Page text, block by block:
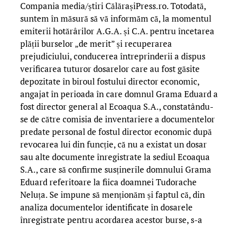
Compania media/știri CălărașiPress.ro. Totodată,
suntem în măsură să vă informăm că, la momentul
emiterii hotărârilor A.G.A. și C.A. pentru încetarea
plății burselor „de merit” și recuperarea
prejudiciului, conducerea întreprinderii a dispus
verificarea tuturor dosarelor care au fost găsite
depozitate în biroul fostului director economic,
angajat în perioada în care domnul Grama Eduard a
fost director general al Ecoaqua S.A., constatându-
se de către comisia de inventariere a documentelor
predate personal de fostul director economic după
revocarea lui din funcție, că nu a existat un dosar
sau alte documente înregistrate la sediul Ecoaqua
S.A., care să confirme susținerile domnului Grama
Eduard referitoare la fiica doamnei Tudorache
Neluța. Se impune să menționăm și faptul că, din
analiza documentelor identificate în dosarele
înregistrate pentru acordarea acestor burse, s-a